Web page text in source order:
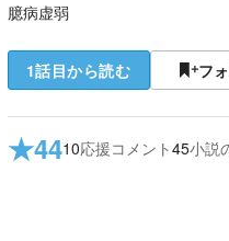
臆病虚弱
1話目から読む フ
★4410応援コメント45小説